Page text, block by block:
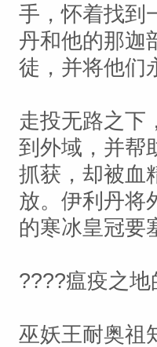
手，怀着找到
丹和他的那迦
徒，并将他们
走投无路之下
到外域，并帮
抓获，却被血
放。伊利丹将
的寒冰皇冠要
????瘟疫之
巫妖王耐奥祖